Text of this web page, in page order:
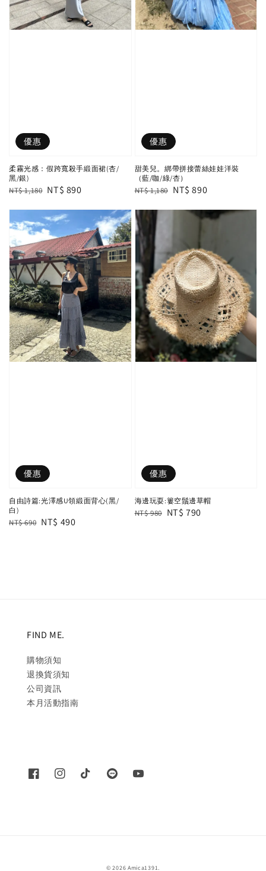
優惠
柔霧光感：假跨寬殺手緞面裙(杏/
黑/銀)
Regular
NT$ 1,180 Sale
NT$ 890
優惠
甜美兒。綁帶拼接蕾絲娃娃洋裝
（藍/咖/綠/杏）
Regular
NT$ 1,180 Sale
NT$ 890
優惠
自由詩篇:光澤感U領緞面背心(黑/
白)
Regular
NT$ 690 Sale
NT$ 490
優惠
海邊玩耍:簍空鬚邊草帽
Regular
NT$ 980 Sale
NT$ 790
FIND ME.
購物須知
退換貨須知
公司資訊
本月活動指南
© 2026 Amica1391.